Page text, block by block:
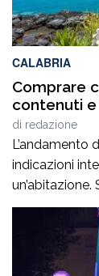
CALABRIA
Comprare
contenuti
di redazione
L’andamento
indicazioni
per gli
ai 961 euro
più contenuti